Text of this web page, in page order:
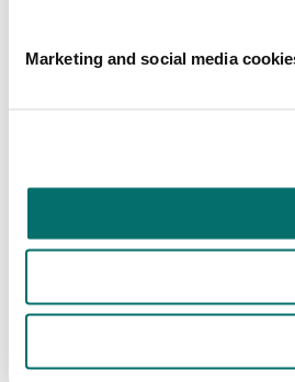
Marketing and social media